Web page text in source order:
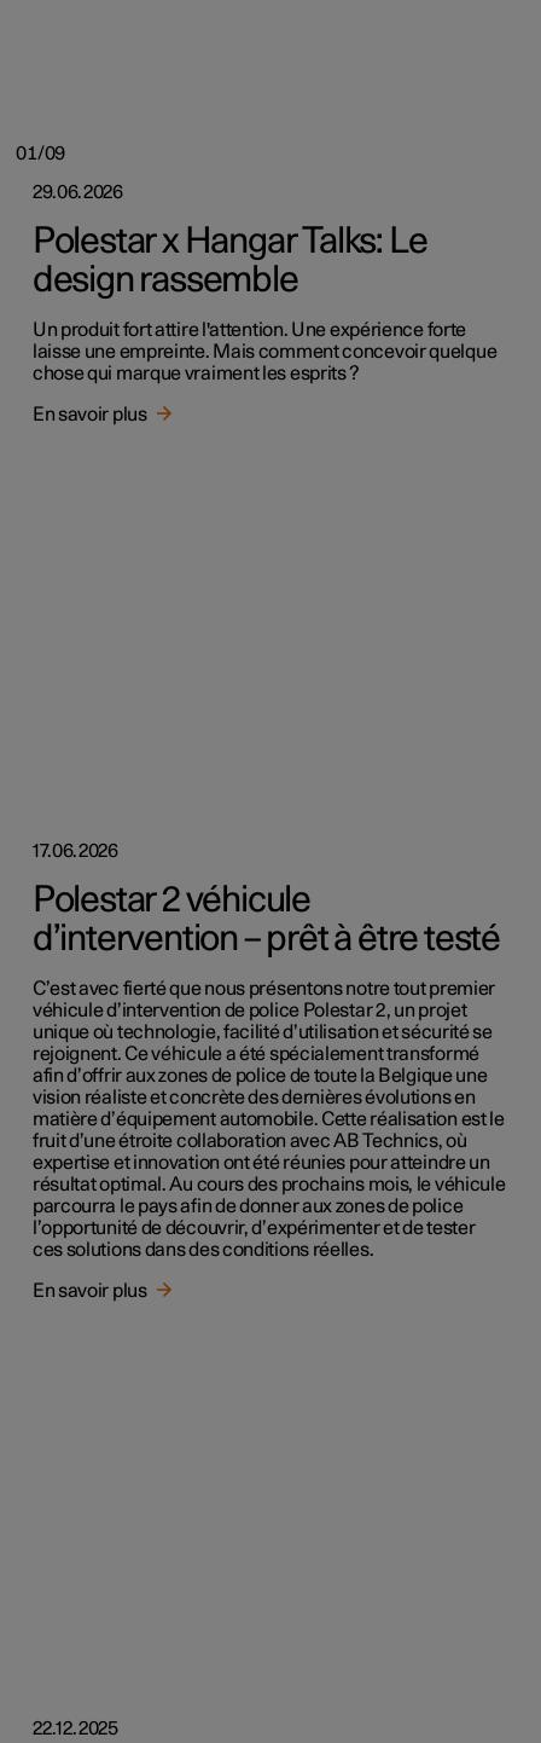
01/09
29.06.2026
Polestar x Hangar Talks: Le
design rassemble
Un produit fort attire l'attention. Une expérience forte
laisse une empreinte. Mais comment concevoir quelque
chose qui marque vraiment les esprits ?
En savoir plus
17.06.2026
Polestar 2 véhicule
d’intervention – prêt à être testé
C’est avec fierté que nous présentons notre tout premier
véhicule d’intervention de police Polestar 2, un projet
unique où technologie, facilité d’utilisation et sécurité se
rejoignent. Ce véhicule a été spécialement transformé
afin d’offrir aux zones de police de toute la Belgique une
vision réaliste et concrète des dernières évolutions en
matière d’équipement automobile. Cette réalisation est le
fruit d’une étroite collaboration avec AB Technics, où
expertise et innovation ont été réunies pour atteindre un
résultat optimal. Au cours des prochains mois, le véhicule
parcourra le pays afin de donner aux zones de police
l’opportunité de découvrir, d’expérimenter et de tester
ces solutions dans des conditions réelles.
En savoir plus
22.12.2025